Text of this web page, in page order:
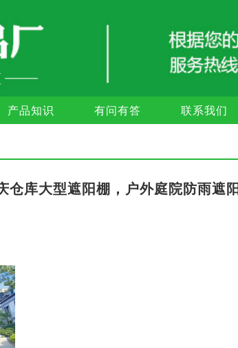
产品知识 有问有答 联系我们
仓库大型遮阳棚，户外庭院防雨遮